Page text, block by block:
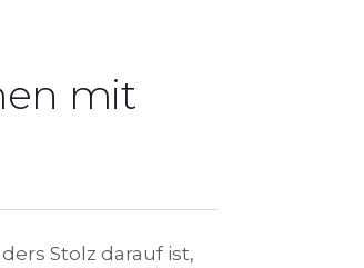
mit
Stolz darauf ist,